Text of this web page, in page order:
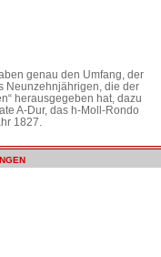
genau den Umfang, der
Neunzehnjährigen, die der
herausgegeben hat, dazu
A-Dur, das h-Moll-Rondo
1827.